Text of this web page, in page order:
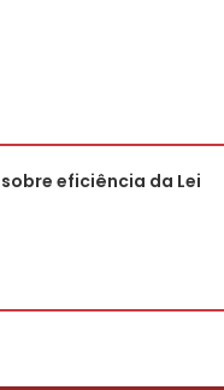
eficiência da Lei